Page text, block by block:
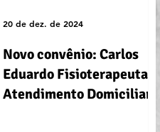
Novo convênio: Carlos
Eduardo Fisioterapeuta -
Atendimento Domiciliar
20 de dez. de 2024